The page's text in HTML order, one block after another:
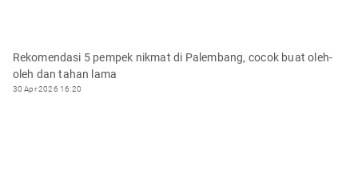
Rekomendasi 5 pempek nikmat di Palembang, cocok buat oleh-
oleh dan tahan lama
30 Apr 2026 16:20